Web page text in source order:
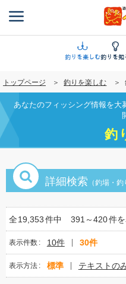
ン
に
移
動
釣りを楽しむ釣りを知
トップページ 釣りを楽しむ
あなたのフィッシング情報を大
釣
詳細検索 （釣場・
全19,353件中 391～420件
表示件数 10件 30件
表示方法 標準 テキストの